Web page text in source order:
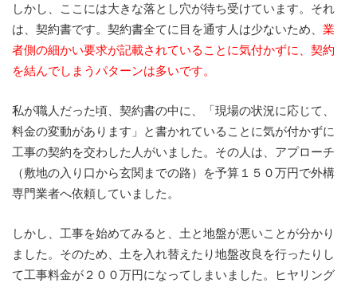
しかし、ここには大きな落とし穴が待ち受けています。それ
は、契約書です。契約書全てに目を通す人は少ないため、 業
者側の細かい要求が記載されていることに気付かずに、契約
を結んでしまうパターンは多いです。
私が職人だった頃、契約書の中に、「現場の状況に応じて、
料金の変動があります」と書かれていることに気が付かずに
工事の契約を交わした人がいました。その人は、アプローチ
（敷地の入り口から玄関までの路）を予算１５０万円で外構
専門業者へ依頼していました。
しかし、工事を始めてみると、土と地盤が悪いことが分かり
ました。そのため、土を入れ替えたり地盤改良を行ったりし
て工事料金が２００万円になってしまいました。ヒヤリング